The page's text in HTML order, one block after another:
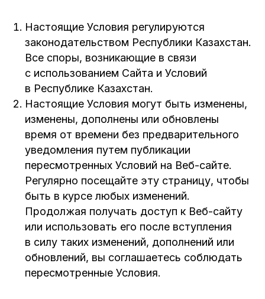
Настоящие Условия регулируются
законодательством Республики Казахстан.
Все споры, возникающие в связи
с использованием Сайта и Условий
в Республике Казахстан.
Настоящие Условия могут быть изменены,
изменены, дополнены или обновлены
время от времени без предварительного
уведомления путем публикации
пересмотренных Условий на Веб-сайте.
Регулярно посещайте эту страницу, чтобы
быть в курсе любых изменений.
Продолжая получать доступ к Веб-сайту
или использовать его после вступления
в силу таких изменений, дополнений или
обновлений, вы соглашаетесь соблюдать
пересмотренные Условия.